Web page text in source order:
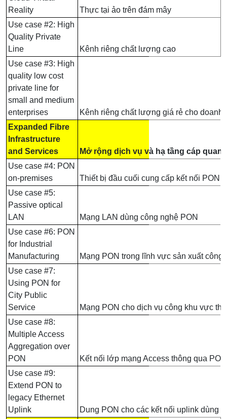
Reality
Thực tại ảo trên đám mây
Use case #2: High
Quality Private
Line
Kênh riêng chất lượng cao
Use case #3: High
quality low cost
private line for
small and medium
enterprises
Kênh riêng chất lượng giá rẻ cho doanh
Expanded Fibre
Infrastructure
and Services
Mở rộng dịch vụ và hạ tầng cáp quang
Use case #4: PON
on-premises
Thiết bị đầu cuối cung cấp kết nối PON
Use case #5:
Passive optical
LAN
Mạng LAN dùng công nghệ PON
Use case #6: PON
for Industrial
Manufacturing
Mạng PON trong lĩnh vực sản xuất công
Use case #7:
Using PON for
City Public
Service
Mạng PON cho dịch vụ công khu vực
Use case #8:
Multiple Access
Aggregation over
PON
Kết nối lớp mạng Access thông qua PON
Use case #9:
Extend PON to
legacy Ethernet
Uplink
Dung PON cho các kết nối uplink dùng